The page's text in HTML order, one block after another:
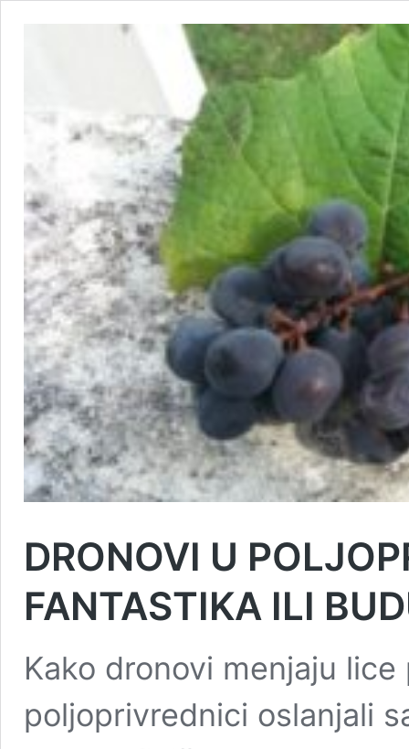
DRONOVI U
FANTASTIKA ILI
Kako dronovi menjaju
poljoprivrednici oslanjali